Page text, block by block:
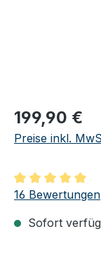
Regulärer Preis:
199,90 €
Preise inkl.
16 Bewertungen
Sofort